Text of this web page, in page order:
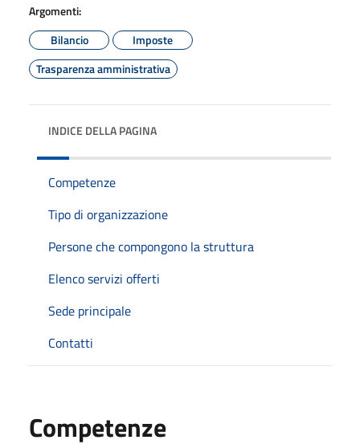
Argomenti:
Bilancio
Imposte
Trasparenza amministrativa
INDICE DELLA PAGINA
Competenze
Tipo di organizzazione
Persone che compongono la struttura
Elenco servizi offerti
Sede principale
Contatti
Competenze